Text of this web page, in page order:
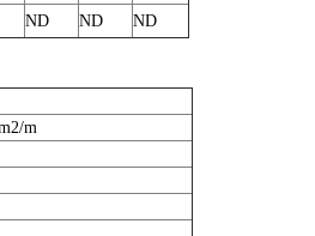
ND ND ND
m